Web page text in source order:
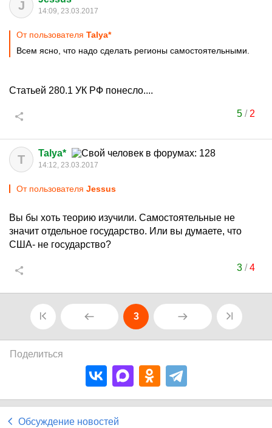
J 14:09, 23.03.2017
От пользователя Talya*
Всем ясно, что надо сделать регионы самостоятельными.
Статьей 280.1 УК РФ понесло....
5/ 2
T Talya*
14:12, 23.03.2017
От пользователя Jessus
Вы бы хоть теорию изучили. Самостоятельные не
значит отдельное государство. Или вы думаете, что
США- не государство?
3/4
3
Поделиться
Обсуждение новостей